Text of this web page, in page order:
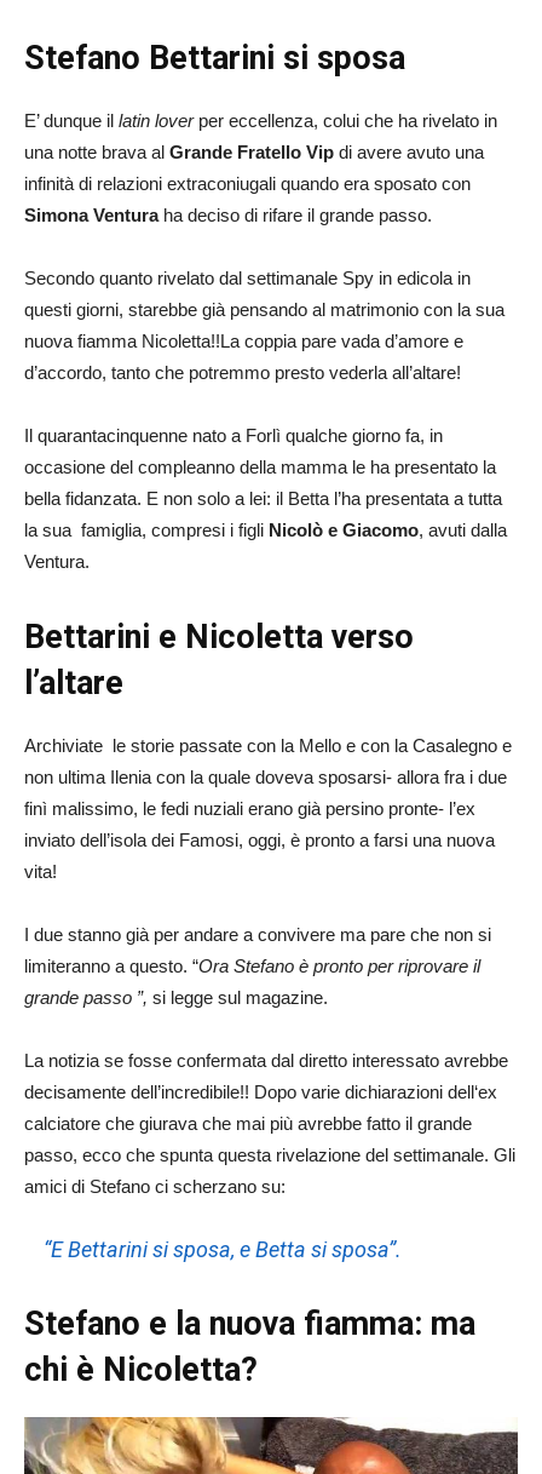
Stefano Bettarini si sposa
E’ dunque il latin loverper eccellenza, colui che ha rivelato in
una notte brava al Grande Fratello Vip di avere avuto una
infinità di relazioni extraconiugali quando era sposato con
Simona Venturaha deciso di rifare il grande passo.
Secondo quanto rivelato dal settimanale Spy in edicola in
questi giorni, starebbe già pensando al matrimonio con la sua
nuova fiamma Nicoletta!!La coppia pare vada d’amore e
d’accordo, tanto che potremmo presto vederla all’altare!
Il quarantacinquenne nato a Forlì qualche giorno fa, in
occasione del compleanno della mamma le ha presentato la
bella fidanzata. E non solo a lei: il Betta l’ha presentata a tutta
la sua famiglia, compresi i figli Nicolò e Giacomo, avuti dalla
Ventura.
Bettarini e Nicoletta verso
l’altare
Archiviate le storie passate con la Mello e con la Casalegno e
non ultima Ilenia con la quale doveva sposarsi- allora fra i due
finì malissimo, le fedi nuziali erano già persino pronte- l’ex
inviato dell’isola dei Famosi, oggi, è pronto a farsi una nuova
vita!
I due stanno già per andare a convivere ma pare che non si
limiteranno a questo. “Ora Stefano è pronto per riprovare il
grande passo ”, si legge sul magazine.
La notizia se fosse confermata dal diretto interessato avrebbe
decisamente dell’incredibile!! Dopo varie dichiarazioni dell‘ex
calciatore che giurava che mai più avrebbe fatto il grande
passo, ecco che spunta questa rivelazione del settimanale. Gli
amici di Stefano ci scherzano su:
“E Bettarini si sposa, e Betta si sposa”.
Stefano e la nuova fiamma: ma
chi è Nicoletta?